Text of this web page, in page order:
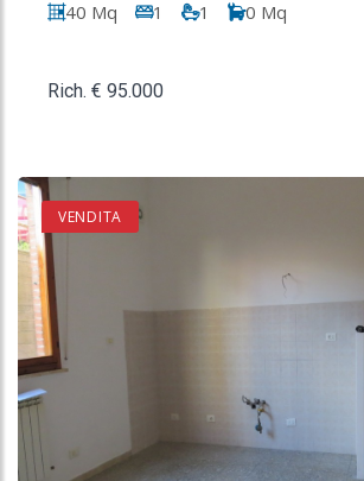
40 Mq 1 1 0 Mq
Rich. € 95.000
VENDITA